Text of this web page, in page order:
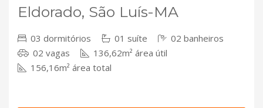
Eldorado, São Luís-MA
03 dormitórios 01 suíte
02 banheiros
02 vagas
136,62m² área útil
156,16m² área total